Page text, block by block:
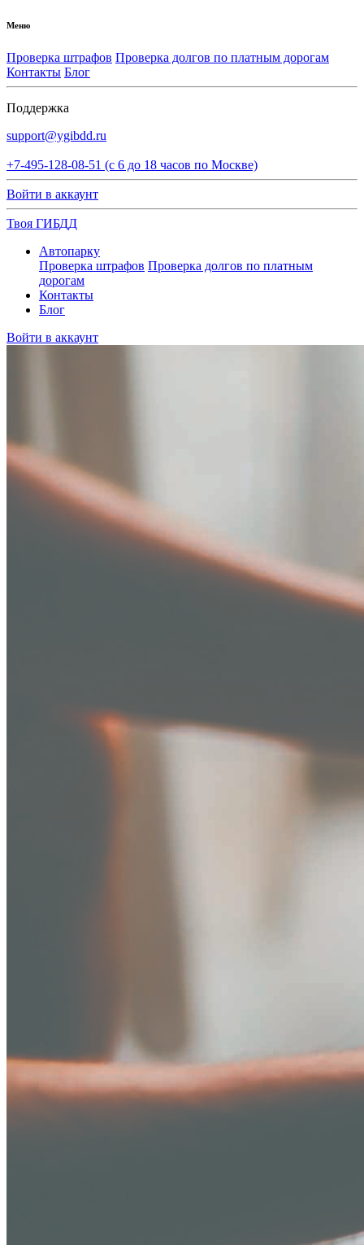
Меню
Проверка штрафов Проверка долгов по платным дорогам
Контакты Блог
Поддержка
support@ygibdd.ru
+7-495-128-08-51 (с 6 до 18 часов по Москве)
Войти в аккаунт
Твоя ГИБДД
Автопарку
Проверка штрафов Проверка долгов по платным
дорогам
Контакты
Блог
Войти в аккаунт